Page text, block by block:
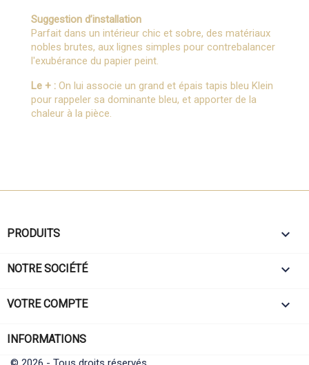
Suggestion d’installation
Parfait dans un intérieur chic et sobre, des matériaux
nobles brutes, aux lignes simples pour contrebalancer
l'exubérance du papier peint.
Le + : On lui associe un grand et épais tapis bleu Klein
pour rappeler sa dominante bleu, et apporter de la
chaleur à la pièce.
PRODUITS 
NOTRE SOCIÉTÉ 
VOTRE COMPTE 
INFORMATIONS